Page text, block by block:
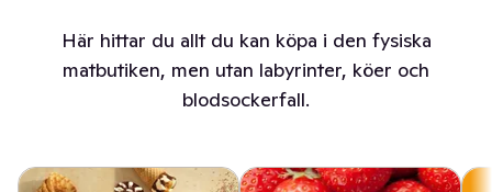
Här hittar du allt du kan köpa i den fysiska
matbutiken, men utan labyrinter, köer och
blodsockerfall.